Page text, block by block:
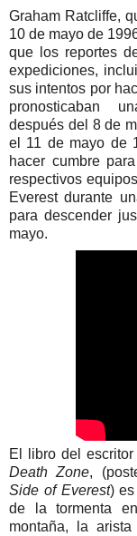
Graham Ratcliffe,
10 de mayo de
que los reportes
expediciones,
sus intentos por
pronosticaban
después del 8 de
el 11 de mayo de
hacer cumbre
respectivos
Everest durante
para descender
mayo.
El libro del
Death Zone,
Side of Everest) es
de la tormenta
montaña, la